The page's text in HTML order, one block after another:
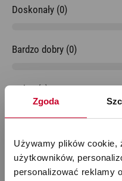
Zgoda
Używamy plików cookie,
użytkowników,
personalizować reklamy
Doskonały (0)
Bardzo dobry (0)
Dobry (0)
Niedostateczny (0)